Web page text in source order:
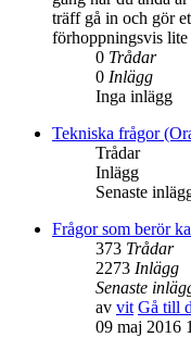
träff gå in och gör
förhoppningsvis
0 Trådar
0 Inlägg
Inga inlägg
Tekniska frågor
Trådar
Inlägg
Senaste
Frågor som berör
373 Trådar
2273 Inlägg
Senaste
av vit Gå till
09 maj 2016